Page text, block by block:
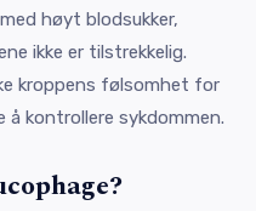
høyt blodsukker,
ikke er tilstrekkelig.
kroppens følsomhet for
å kontrollere sykdommen.